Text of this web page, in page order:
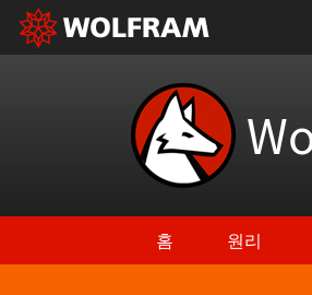
홈 원리